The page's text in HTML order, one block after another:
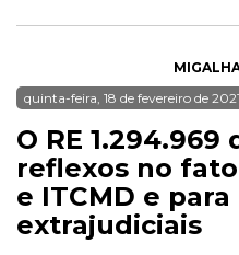
quinta-feira, 18 de fevereiro de 2021
O RE 1.294.969
reflexos no
e ITCMD e
extrajudiciais